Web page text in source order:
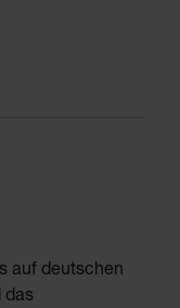
auf deutschen
das